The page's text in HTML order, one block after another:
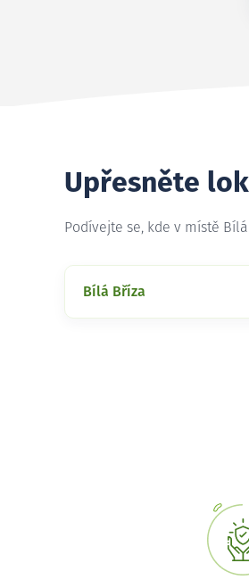
Upřesněte
Podívejte se, kde v místě
Bílá Bříza